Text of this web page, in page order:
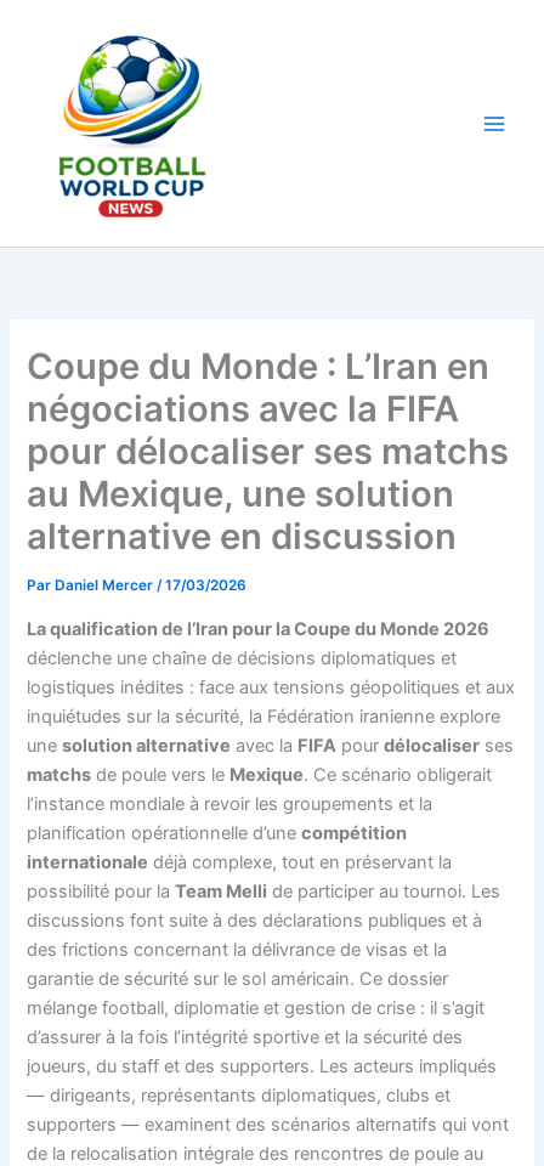
Coupe du Monde : L’Iran en
négociations avec la FIFA
pour délocaliser ses matchs
au Mexique, une solution
alternative en discussion
Par Daniel Mercer/17/03/2026
La qualification de l’Iran pour la Coupe du Monde 2026
déclenche une chaîne de décisions diplomatiques et
logistiques inédites : face aux tensions géopolitiques et aux
inquiétudes sur la sécurité, la Fédération iranienne explore
unesolution alternative avec la FIFA pourdélocaliser ses
matchs de poule vers le Mexique. Ce scénario obligerait
l’instance mondiale à revoir les groupements et la
planification opérationnelle d’unecompétition
internationale déjà complexe, tout en préservant la
possibilité pour laTeam Melli de participer au tournoi. Les
discussions font suite à des déclarations publiques et à
des frictions concernant la délivrance de visas et la
garantie de sécurité sur le sol américain. Ce dossier
mélange football, diplomatie et gestion de crise : il s’agit
d’assurer à la fois l’intégrité sportive et la sécurité des
joueurs, du staff et des supporters. Les acteurs impliqués
— dirigeants, représentants diplomatiques, clubs et
supporters — examinent des scénarios alternatifs qui vont
de la relocalisation intégrale des rencontres de poule au